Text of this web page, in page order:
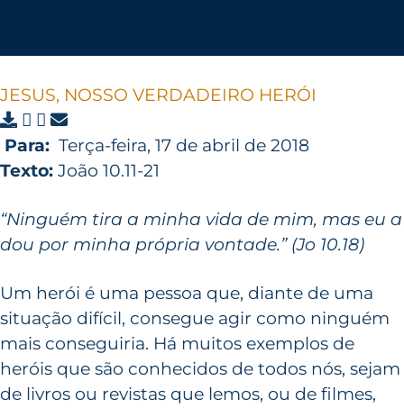
JESUS, NOSSO VERDADEIRO HERÓI
Para: Terça-feira, 17 de abril de 2018
Texto: João 10.11-21
“Ninguém tira a minha vida de mim, mas eu a
dou por minha própria vontade.” (Jo 10.18)
Um herói é uma pessoa que, diante de uma
situação difícil, consegue agir como ninguém
mais conseguiria. Há muitos exemplos de
heróis que são conhecidos de todos nós, sejam
de livros ou revistas que lemos, ou de filmes,